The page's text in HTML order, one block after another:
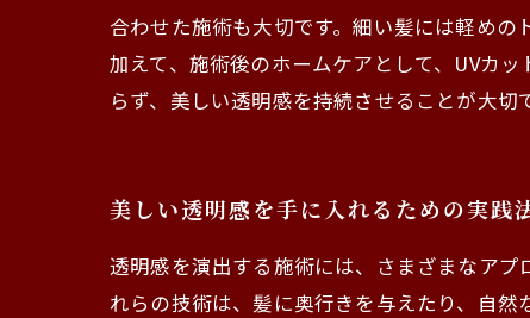
合わせた施術も大切です。細い髪には軽めの
加えて、施術後のホームケアとして、UVカ
らず、美しい透明感を持続させることが大切
美しい透明感を手に入れるための実践
透明感を演出する施術には、さまざまなア
れらの技術は、髪に奥行きを与えたり、自